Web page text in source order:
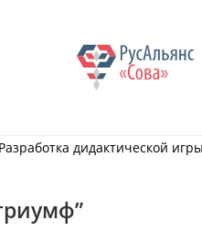
Разработка дидактической